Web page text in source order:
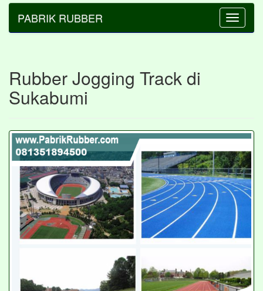
Toggle
PABRIK RUBBER
Rubber Jogging Track di
Sukabumi